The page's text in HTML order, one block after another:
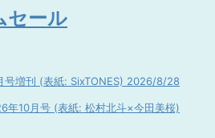
セール
号増刊 (表紙: SixTONES) 2026/8/28
年10月号 (表紙: 松村北斗×今田美桜)